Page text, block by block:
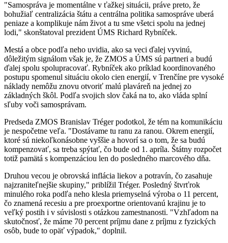
"Samospráva je momentálne v ťažkej situácii, práve preto, že
bohužiaľ centralizácia štátu a centrálna politika samospráve uberá
peniaze a komplikuje nám život a tu sme všetci spolu na jednej
lodi," skonštatoval prezident ÚMS Richard Rybníček.
Mestá a obce podľa neho uvidia, ako sa veci ďalej vyvinú,
dôležitým signálom však je, že ZMOS a ÚMS sú partneri a budú
ďalej spolu spolupracovať. Rybníček ako príklad koordinovaného
postupu spomenul situáciu okolo cien energií, v Trenčíne pre vysoké
náklady nemôžu znovu otvoriť malú plaváreň na jednej zo
základných škôl. Podľa svojich slov čaká na to, ako vláda splní
sľuby voči samosprávam.
Predseda ZMOS Branislav Tréger podotkol, že tém na komunikáciu
je nespočetne veľa. "Dostávame tu ranu za ranou. Okrem energií,
ktoré sú niekoľkonásobne vyššie a hovorí sa o tom, že sa budú
kompenzovať, sa treba spýtať, čo bude od 1. apríla. Štátny rozpočet
totiž pamätá s kompenzáciou len do posledného marcového dňa.
Druhou vecou je obrovská inflácia liekov a potravín, čo zasahuje
najzraniteľnejšie skupiny," priblížil Tréger. Posledný štvrťrok
minulého roka podľa neho klesla priemyselná výroba o 11 percent,
čo znamená recesiu a pre proexportne orientovanú krajinu je to
veľký postih i v súvislosti s otázkou zamestnanosti. "Vzhľadom na
skutočnosť, že máme 70 percent príjmu dane z príjmu z fyzických
osôb, bude to opäť výpadok," doplnil.